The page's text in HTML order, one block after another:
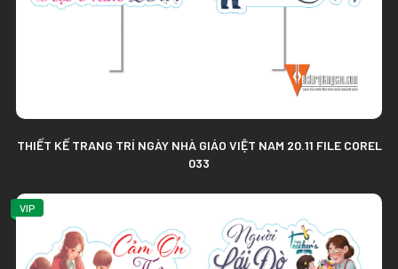
THIẾT KẾ TRANG TRÍ NGÀY NHÀ GIÁO VIỆT NAM 20.11 FILE COREL
033
VIP